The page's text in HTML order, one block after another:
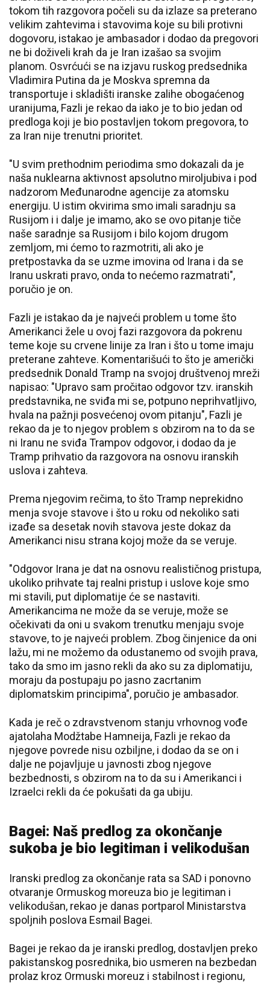
tokom tih razgovora počeli su da izlaze sa preterano
velikim zahtevima i stavovima koje su bili protivni
dogovoru, istakao je ambasador i dodao da pregovori
ne bi doživeli krah da je Iran izašao sa svojim
planom. Osvrćući se na izjavu ruskog predsednika
Vladimira Putina da je Moskva spremna da
transportuje i skladišti iranske zalihe obogaćenog
uranijuma, Fazli je rekao da iako je to bio jedan od
predloga koji je bio postavljen tokom pregovora, to
za Iran nije trenutni prioritet.
"U svim prethodnim periodima smo dokazali da je
naša nuklearna aktivnost apsolutno miroljubiva i pod
nadzorom Međunarodne agencije za atomsku
energiju. U istim okvirima smo imali saradnju sa
Rusijom i i dalje je imamo, ako se ovo pitanje tiče
naše saradnje sa Rusijom i bilo kojom drugom
zemljom, mi ćemo to razmotriti, ali ako je
pretpostavka da se uzme imovina od Irana i da se
Iranu uskrati pravo, onda to nećemo razmatrati",
poručio je on.
Fazli je istakao da je najveći problem u tome što
Amerikanci žele u ovoj fazi razgovora da pokrenu
teme koje su crvene linije za Iran i što u tome imaju
preterane zahteve. Komentarišući to što je američki
predsednik Donald Tramp na svojoj društvenoj mreži
napisao: "Upravo sam pročitao odgovor tzv. iranskih
predstavnika, ne sviđa mi se, potpuno neprihvatljivo,
hvala na pažnji posvećenoj ovom pitanju", Fazli je
rekao da je to njegov problem s obzirom na to da se
ni Iranu ne sviđa Trampov odgovor, i dodao da je
Tramp prihvatio da razgovora na osnovu iranskih
uslova i zahteva.
Prema njegovim rečima, to što Tramp neprekidno
menja svoje stavove i što u roku od nekoliko sati
izađe sa desetak novih stavova jeste dokaz da
Amerikanci nisu strana kojoj može da se veruje.
"Odgovor Irana je dat na osnovu realističnog pristupa,
ukoliko prihvate taj realni pristup i uslove koje smo
mi stavili, put diplomatije će se nastaviti.
Amerikancima ne može da se veruje, može se
očekivati da oni u svakom trenutku menjaju svoje
stavove, to je najveći problem. Zbog činjenice da oni
lažu, mi ne možemo da odustanemo od svojih prava,
tako da smo im jasno rekli da ako su za diplomatiju,
moraju da postupaju po jasno zacrtanim
diplomatskim principima", poručio je ambasador.
Kada je reč o zdravstvenom stanju vrhovnog vođe
ajatolaha Modžtabe Hamneija, Fazli je rekao da
njegove povrede nisu ozbiljne, i dodao da se on i
dalje ne pojavljuje u javnosti zbog njegove
bezbednosti, s obzirom na to da su i Amerikanci i
Izraelci rekli da će pokušati da ga ubiju.
Bagei: Naš predlog za okončanje
sukoba je bio legitiman i velikodušan
Iranski predlog za okončanje rata sa SAD i ponovno
otvaranje Ormuskog moreuza bio je legitiman i
velikodušan, rekao je danas portparol Ministarstva
spoljnih poslova Esmail Bagei.
Bagei je rekao da je iranski predlog, dostavljen preko
pakistanskog posrednika, bio usmeren na bezbedan
prolaz kroz Ormuski moreuz i stabilnost i regionu,